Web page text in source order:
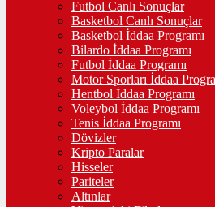
Futbol Canlı Sonuçlar
Basketbol Canlı Sonuçlar
Basketbol İddaa Programı
Bilardo İddaa Programı
Futbol İddaa Programı
Motor Sporları İddaa
Hentbol İddaa Programı
Voleybol İddaa Programı
Tenis İddaa Programı
Dövizler
Kripto Paralar
Hisseler
Pariteler
Altınlar